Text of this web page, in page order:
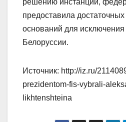
решению инстанции,
предоставила
оснований для исключения
Белоруссии.
Источник: http://iz.ru/
prezidentom-fis-vybrali-
likhtenshteina